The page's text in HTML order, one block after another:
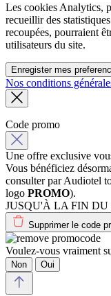
Les cookies Analytics,
recueillir des
recoupées, pourraient
utilisateurs du site.
Enregister mes
Nos conditions
Code promo
Une offre exclusive
Vous bénéficiez
consulter par Audiotel
logo PROMO).
JUSQU'À LA FIN DU
Supprimer le code
Voulez-vous vraiment
Non Oui